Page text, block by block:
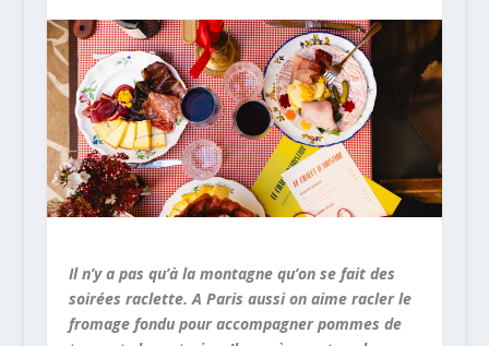
Il n’y a pas qu’à la montagne qu’on se fait des
soirées raclette. A Paris aussi on aime racler le
fromage fondu pour accompagner pommes de